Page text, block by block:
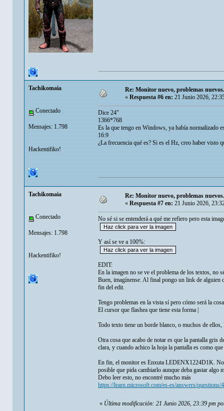
Tachikomaia
Conectado
Mensajes: 1.798
Hackentifiko!
Re: Monitor nuevo, problemas nuevos.
«Respuesta #6 en:21 Junio 2026,
Dice 24"
1366*768
Es la que tengo en Windows, ya había normalizado
16:9
¿La frecuencia qué es? Si es el Hz, creo haber visto
Tachikomaia
Conectado
Mensajes: 1.798
Hackentifiko!
Re: Monitor nuevo, problemas nuevos.
« Respuesta #7 en: 21 Junio 2026,
No sé si se entenderá a qué me refiero pero esta
Y así se ve a 100%:
EDIT:
En la imagen no se ve el problema de los textos, no
Buen, imagínense. Al final pongo un link de alguien
fin del edit.
Tengo problemas en la vista sí pero cómo será la
El cursor que flashea que tiene esta forma |
Todo texto tiene un borde blanco, o muchos de
Otra cosa que acabo de notar es que la pantalla gris
clara, y cuando achico la hoja la pantalla es como
En fin, el monitor es Enxuta LEDENX1224D1K. No
posible que pida cambiarlo aunque deba gastar algo
Debo leer esto, no encontré mucho más
https://learn.microsoft.com/es-es/answers/
« Última modificación: 21 Junio 2026, 23:39 pm